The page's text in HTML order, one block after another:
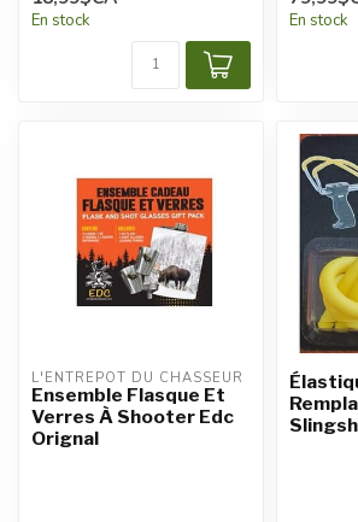
En stock En stock
L'ENTREPÔT DU CHASSEUR
Ensemble Flasque Et
Verres À Shooter Edc
Orignal